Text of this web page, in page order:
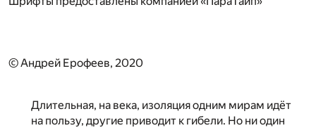
© Андрей Ерофеев, 2020
Длительная, на века, изоляция одним мирам идёт
на пользу, другие приводит к гибели. Но ни один